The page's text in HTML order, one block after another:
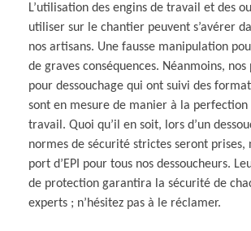
L’utilisation des engins de travail et des
utiliser sur le chantier peuvent s’avérer
nos artisans. Une fausse manipulation
de graves conséquences. Néanmoins, nos
pour dessouchage qui ont suivi des
sont en mesure de manier à la
travail. Quoi qu’il en soit, lors d’un
normes de sécurité strictes seront
port d’EPI pour tous nos dessoucheurs.
de protection garantira la sécurité de
experts ; n’hésitez pas à le réclamer.